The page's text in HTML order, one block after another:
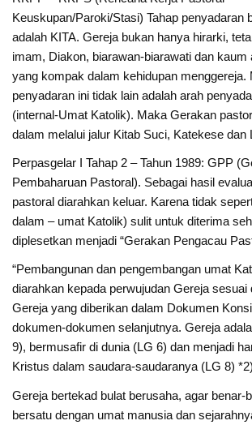
Keuskupan/Paroki/Stasi) Tahap penyadaran
adalah KITA. Gereja bukan hanya hirarki,
imam, Diakon, biarawan-biarawati dan kaum
yang kompak dalam kehidupan menggereja.
penyadaran ini tidak lain adalah arah
(internal-Umat Katolik). Maka Gerakan
dalam melalui jalur Kitab Suci, Katekese dan
Perpasgelar I Tahap 2 – Tahun 1989: GPP
Pembaharuan Pastoral). Sebagai hasil
pastoral diarahkan keluar. Karena tidak
dalam – umat Katolik) sulit untuk diterima
diplesetkan menjadi “Gerakan Pengacau
“Pembangunan dan pengembangan umat
diarahkan kepada perwujudan Gereja sesuai
Gereja yang diberikan dalam Dokumen
dokumen-dokumen selanjutnya. Gereja
9), bermusafir di dunia (LG 6) dan menjadi
Kristus dalam saudara-saudaranya (LG 8)
Gereja bertekad bulat berusaha, agar benar-
bersatu dengan umat manusia dan